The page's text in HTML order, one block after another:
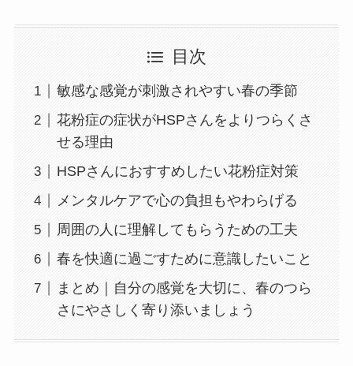
目次
敏感な感覚が刺激されやすい春の季節
花粉症の症状がHSPさんをよりつらくさ
せる理由
HSPさんにおすすめしたい花粉症対策
メンタルケアで心の負担もやわらげる
周囲の人に理解してもらうための工夫
春を快適に過ごすために意識したいこと
まとめ｜自分の感覚を大切に、春のつら
さにやさしく寄り添いましょう